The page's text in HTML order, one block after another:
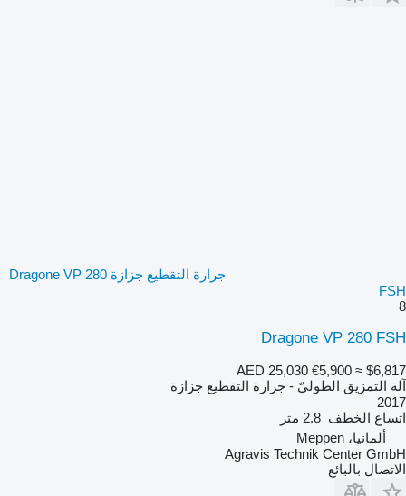
جرارة التقطيع جزازة Dragone VP 280
FSH
8
Dragone VP 280 FSH
AED 25,030 €5,900 ≈ $6,817
آلة التمزيق الطوليّ - جرارة التقطيع جزازة
2017
اتساع الخطف 2.8 متر
ألمانيا، Meppen
Agravis Technik Center GmbH
الاتصال بالبائع